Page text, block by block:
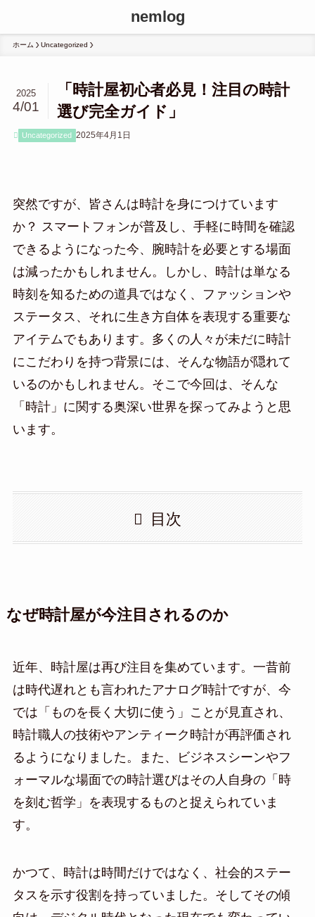
nemlog
ホーム Uncategorized
「時計屋初心者必見！注目の時計
選び完全ガイド」
2025
4/01
Uncategorized 2025年4月1日
突然ですが、皆さんは時計を身につけています
か？ スマートフォンが普及し、手軽に時間を確認
できるようになった今、腕時計を必要とする場面
は減ったかもしれません。しかし、時計は単なる
時刻を知るための道具ではなく、ファッションや
ステータス、それに生き方自体を表現する重要な
アイテムでもあります。多くの人々が未だに時計
にこだわりを持つ背景には、そんな物語が隠れて
いるのかもしれません。そこで今回は、そんな
「時計」に関する奥深い世界を探ってみようと思
います。
目次
なぜ時計屋が今注目されるのか
近年、時計屋は再び注目を集めています。一昔前
は時代遅れとも言われたアナログ時計ですが、今
では「ものを長く大切に使う」ことが見直され、
時計職人の技術やアンティーク時計が再評価され
るようになりました。また、ビジネスシーンやフ
ォーマルな場面での時計選びはその人自身の「時
を刻む哲学」を表現するものと捉えられていま
す。
かつて、時計は時間だけではなく、社会的ステー
タスを示す役割を持っていました。そしてその傾